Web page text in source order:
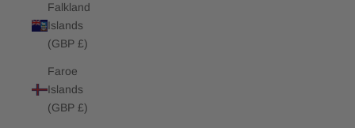
Falkland
Islands
(GBP £)
Faroe
Islands
(GBP £)